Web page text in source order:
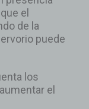
el
de la
puede
los
el